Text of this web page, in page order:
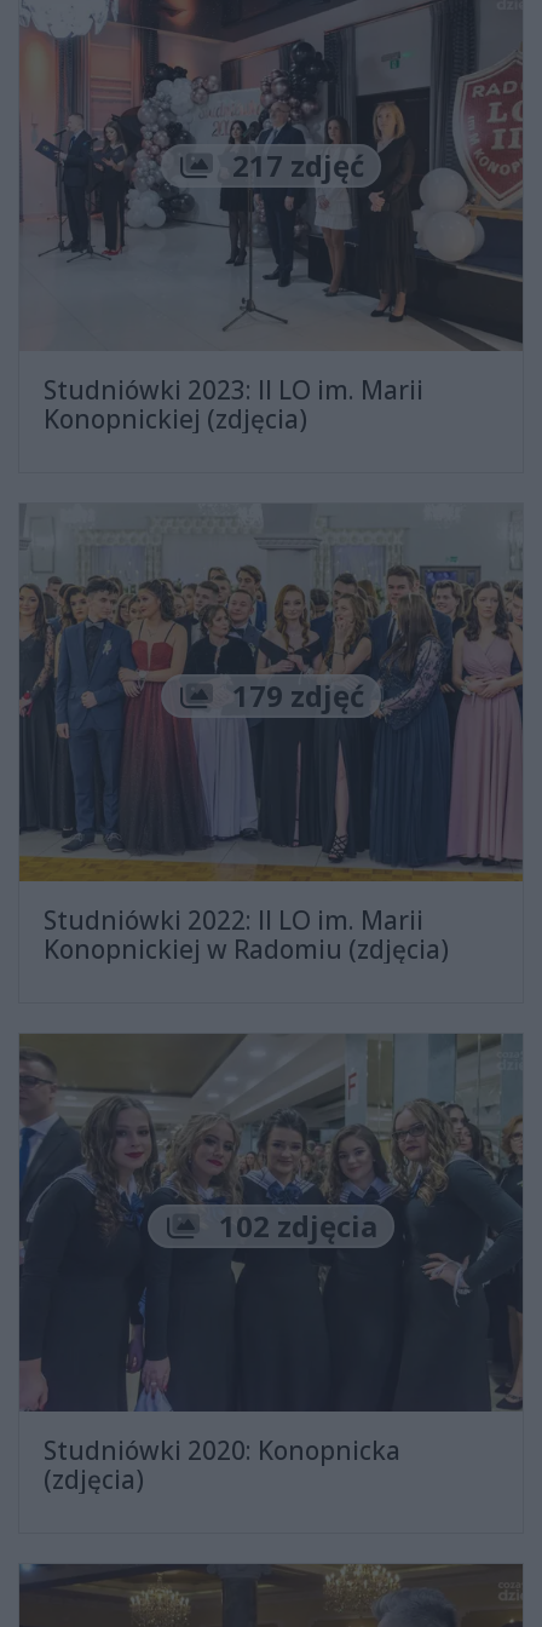
Liczba zdjęć
217 zdjęć
Studniówki 2023: II LO im. Marii
Konopnickiej (zdjęcia)
Liczba zdjęć
179 zdjęć
Studniówki 2022: II LO im. Marii
Konopnickiej w Radomiu (zdjęcia)
Liczba zdjęć
102 zdjęcia
Studniówki 2020: Konopnicka
(zdjęcia)